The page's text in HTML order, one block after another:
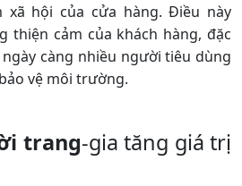
xã hội của cửa hàng. Điều này
thiện cảm của khách hàng, đặc
càng nhiều người tiêu dùng
vệ môi trường.
trang-gia tăng giá trị